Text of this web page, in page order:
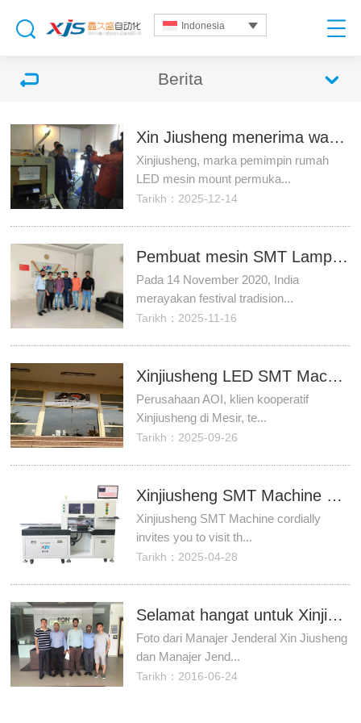
Indonesia
Berita
Xin Jiusheng menerima wawancara dengan media India [Gambar]
Xinjiusheng, marka pemimpin rumah
LED mesin mount permuka...
Tarikh：2025-12-14
Pembuat mesin SMT Lamp Xinjiusheng India Branch merayakan Festival Lantern
Pada 14 November 2020, India
merayakan festival tradision...
Tarikh：2025-11-16
Xinjiusheng LED SMT Machine Egypt Customer AOI Company menembak di situs
Perusahaan AOI, klien kooperatif
Xinjiusheng di Mesir, te...
Tarikh：2025-09-26
Xinjiusheng SMT Machine cordially invites you to visit the 2018 Ningbo Lighting Exhibition
Xinjiusheng SMT Machine cordially
invites you to visit th...
Tarikh：2025-04-28
Selamat hangat untuk Xinjiusheng karena mencapai kerjasama strategis dengan perusahaan yang tertulis di India EOC
Foto dari Manajer Jenderal Xin Jiusheng
dan Manajer Jend...
Tarikh：2016-06-24